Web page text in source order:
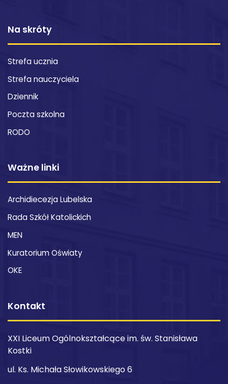
Na skróty
Strefa ucznia
Strefa nauczyciela
Dziennik
Poczta szkolna
RODO
Ważne linki
Archidiecezja Lubelska
Rada Szkół Katolickich
MEN
Kuratorium Oświaty
OKE
Kontakt
XXI Liceum Ogólnokształcące im. św. Stanisława
Kostki
ul. Ks. Michała Słowikowskiego 6